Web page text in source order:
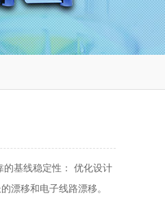
的基线稳定性： 优化设计
漂移和电子线路漂移。